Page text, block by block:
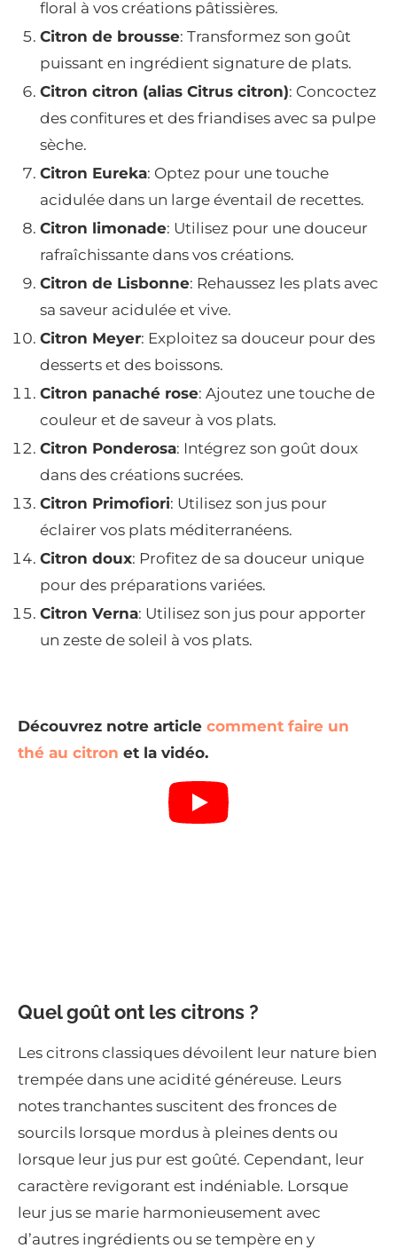
floral à vos créations pâtissières.
Citron de brousse: Transformez son goût
puissant en ingrédient signature de plats.
Citron citron (alias Citrus citron): Concoctez
des confitures et des friandises avec sa pulpe
sèche.
Citron Eureka: Optez pour une touche
acidulée dans un large éventail de recettes.
Citron limonade: Utilisez pour une douceur
rafraîchissante dans vos créations.
Citron de Lisbonne: Rehaussez les plats avec
sa saveur acidulée et vive.
Citron Meyer: Exploitez sa douceur pour des
desserts et des boissons.
Citron panaché rose: Ajoutez une touche de
couleur et de saveur à vos plats.
Citron Ponderosa: Intégrez son goût doux
dans des créations sucrées.
Citron Primofiori: Utilisez son jus pour
éclairer vos plats méditerranéens.
Citron doux: Profitez de sa douceur unique
pour des préparations variées.
Citron Verna: Utilisez son jus pour apporter
un zeste de soleil à vos plats.
Découvrez notre article comment faire un
thé au citron et la vidéo.
Quel goût ont les citrons ?
Les citrons classiques dévoilent leur nature bien
trempée dans une acidité généreuse. Leurs
notes tranchantes suscitent des fronces de
sourcils lorsque mordus à pleines dents ou
lorsque leur jus pur est goûté. Cependant, leur
caractère revigorant est indéniable. Lorsque
leur jus se marie harmonieusement avec
d’autres ingrédients ou se tempère en y